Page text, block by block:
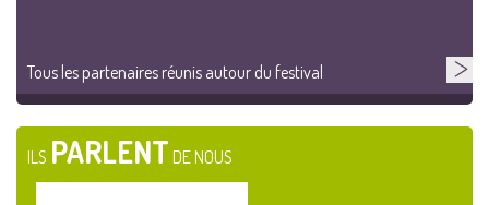
Tous les partenaires réunis autour du festival
ILS PARLENT DE NOUS